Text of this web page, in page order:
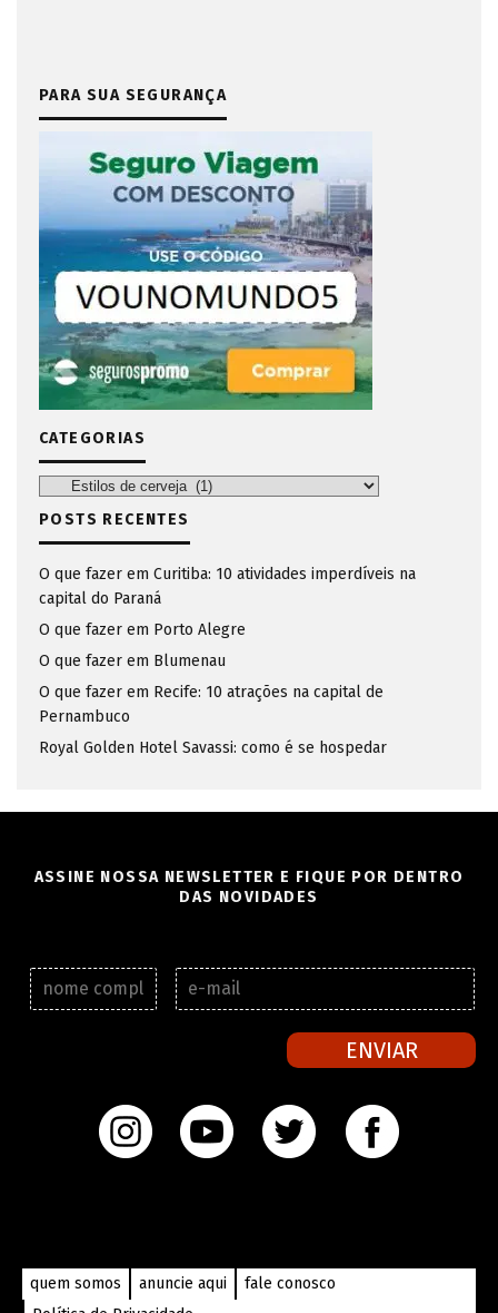
PARA SUA SEGURANÇA
CATEGORIAS
Categorias
POSTS RECENTES
O que fazer em Curitiba: 10 atividades imperdíveis na
capital do Paraná
O que fazer em Porto Alegre
O que fazer em Blumenau
O que fazer em Recife: 10 atrações na capital de
Pernambuco
Royal Golden Hotel Savassi: como é se hospedar
ASSINE NOSSA NEWSLETTER E FIQUE POR DENTRO
DAS NOVIDADES
N
o
ENVIAR
quem somos anuncie aqui
fale conosco